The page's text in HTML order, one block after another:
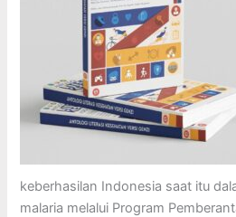
keberhasilan Indonesia saat itu
malaria melalui Program